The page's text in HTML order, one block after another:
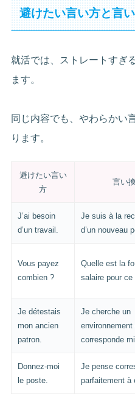
避けたい言い方と言
就活では、ストレートすぎ
ます。
同じ内容でも、やわらかい
ります。
避けたい言い
方
言い
J’ai besoin
d’un travail.
Je suis à la
d’un nouveau
Vous payez
combien ?
Quelle est la
salaire pour ce
Je détestais
mon ancien
patron.
Je cherche un
environnement
corresponde
Donnez-moi
le poste.
Je pense
parfaitement à